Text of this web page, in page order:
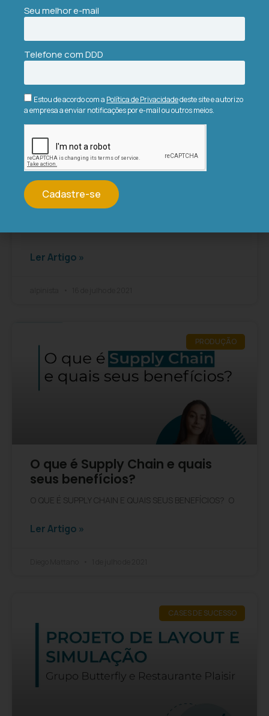
alpinista 30 de julho de 2021
Logística 4.0: Entenda em 4
passos
Ler Artigo »
PRODUÇÃO
O que é Supply Chain e quais
seus benefícios?
O QUE É SUPPLY CHAIN E QUAIS SEUS BENEFÍCIOS? O
Ler Artigo »
CASES DE SUCESSO
Seu melhor e-mail
Telefone com DDD
Estou de acordo com a Política de Privacidadedeste site e autorizo
a empresa a enviar notificações por e-mail ou outros meios.
Cadastre-se